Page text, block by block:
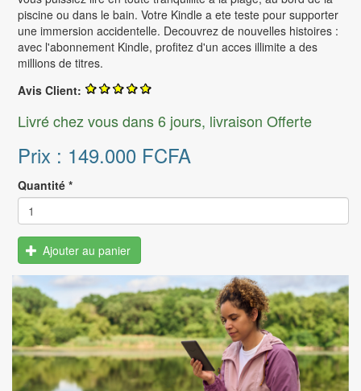
piscine ou dans le bain. Votre Kindle a ete teste pour supporter
une immersion accidentelle. Decouvrez de nouvelles histoires :
avec l'abonnement Kindle, profitez d'un acces illimite a des
millions de titres.
Avis Client:
Livré chez vous dans 6 jours, livraison Offerte
Prix : 149.000 FCFA
Quantité *
Ajouter au panier